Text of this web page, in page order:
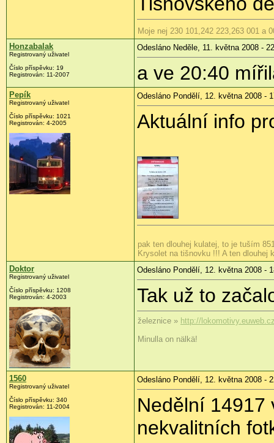
Moje nej 230 101,242 223,263 001 a
Honzabalak
Registrovaný uživatel
Číslo příspěvku: 19
Registrován: 11-2007
Odesláno Neděle, 11. května 2008 -
a ve 20:40
Pepík
Registrovaný uživatel
Číslo příspěvku: 1021
Registrován: 4-2005
Odesláno Pondělí, 12. května 2008 -
Aktuální info
pak ten dlouhej kulatej, to je tuším
Krysolet na tišnovku !!! A ten dlouhej
Doktor
Registrovaný uživatel
Číslo příspěvku: 1208
Registrován: 4-2003
Odesláno Pondělí, 12. května 2008 -
Tak už to
železnice » http://
Minulla on nälkä!
1560
Registrovaný uživatel
Číslo příspěvku: 340
Registrován: 11-2004
Odesláno Pondělí, 12. května 2008 -
Nedělní 14917
nekvalitních